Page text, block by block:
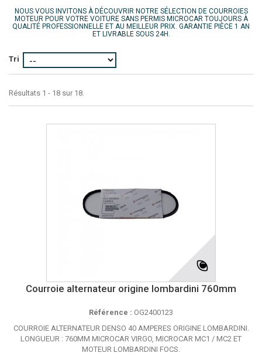
NOUS VOUS INVITONS À DÉCOUVRIR NOTRE SÉLECTION DE COURROIES
MOTEUR POUR VOTRE VOITURE SANS PERMIS MICROCAR TOUJOURS À
QUALITÉ PROFESSIONNELLE ET AU MEILLEUR PRIX. GARANTIE PIÈCE 1 AN
ET LIVRABLE SOUS 24H.
Tri
Résultats 1 - 18 sur 18.
Courroie alternateur origine lombardini 760mm
Référence : OG2400123
COURROIE ALTERNATEUR DENSO 40 AMPERES ORIGINE LOMBARDINI.
LONGUEUR : 760MM MICROCAR VIRGO, MICROCAR MC1 / MC2 ET
MOTEUR LOMBARDINI FOCS.